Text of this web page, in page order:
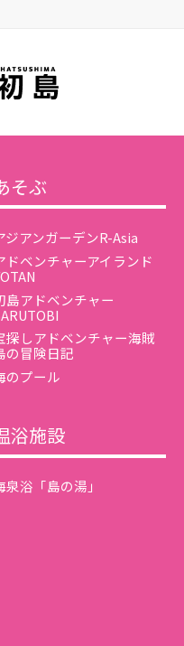
そぶ
ジアンガーデンR-Asia
ドベンチャーアイランド
島アドベンチャー
探しアドベンチャー海賊
の冒険日記
のプール
浴施設
泉浴「島の湯」